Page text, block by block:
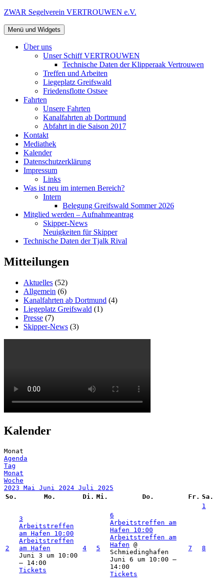
Zum
springen
ZWAR Segelverein VERTROUWEN e.V.
Menü und Widgets
Über uns
Unser Schiff VERTROUWEN
Technische Daten der Klipperaak Vertrouwen
Treffen und Arbeiten
Liegeplatz Greifswald
Friedensflotte Ostsee
Fahrten
Unsere Fahrten
Kanalfahrten ab Dortmund
Abfahrt in die Saison 2017
Kontakt
Mediathek
Kalender
Datenschutzerklärung
Impressum
Links
Was ist neu im internen Bereich?
Intern
Belegung Greifswald Sommer 2026
Mitglied werden – Aufnahmeantrag
Skipper-News
Neuigkeiten für Skipper
Technische Daten der Tjalk Rival
Mitteilungen
Aktuelles (52)
Allgemein (6)
Kanalfahrten ab Dortmund (4)
Liegeplatz Greifswald (1)
Presse (7)
Skipper-News (3)
Kalender
Monat
Agenda
Tag
Monat
Woche
2023 Mai Juni 2024 Juli 2025
So.
Mo. Di. Mi. Do. Fr. Sa.
1
2
3
Arbeitstreffen
am Hafen 10:00
Arbeitstreffen
am Hafen
Juni 3 um 10:00
– 14:00
Tickets
4 5
6
Arbeitstreffen am
Hafen 10:00
Arbeitstreffen am
Hafen @
Schmiedinghafen
Juni 6 um 10:00 –
14:00
Tickets
7 8